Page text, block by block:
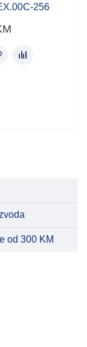
256
od 300 KM